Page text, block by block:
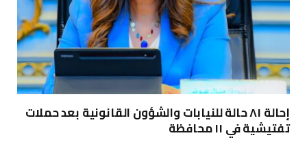
إحالة ٨١ حالة للنيابات والشؤون القانونية بعد حملات
تفتيشية في ١١ محافظة